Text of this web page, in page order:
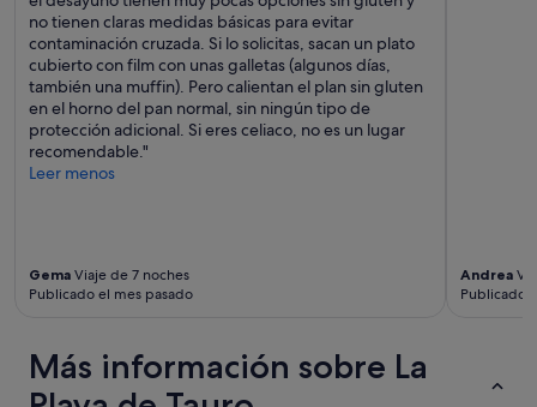
no tienen claras medidas básicas para evitar
contaminación cruzada. Si lo solicitas, sacan un plato
cubierto con film con unas galletas (algunos días,
también una muffin). Pero calientan el plan sin gluten
en el horno del pan normal, sin ningún tipo de
protección adicional. Si eres celiaco, no es un lugar
recomendable."
Leer menos
Gema Viaje de 7 noches
Publicado el mes pasado
Andrea
Publicado
Más información sobre La